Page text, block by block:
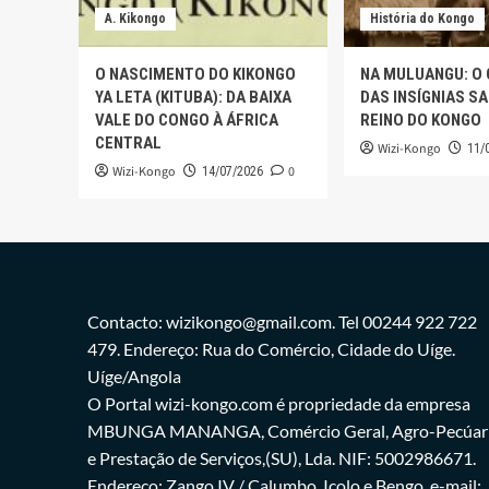
A. Kikongo
O NASCIMENTO DO KIKONGO
YA LETA (KITUBA): DA BAIXA
VALE DO CONGO À ÁFRICA
CENTRAL
Wizi-Kongo 14/07/2026 0
História do Kongo
NA MULUANGU: O
DAS INSÍGNIAS
REINO DO KONGO
Wizi-Kongo 11/
Contacto: wizikongo@gmail.com. Tel 00244 922 722
479. Endereço: Rua do Comércio, Cidade do Uíge.
Uíge/Angola
O Portal wizi-kongo.com é propriedade da empresa
MBUNGA MANANGA, Comércio Geral, Agro-
e Prestação de Serviços,(SU), Lda. NIF: 5002986671.